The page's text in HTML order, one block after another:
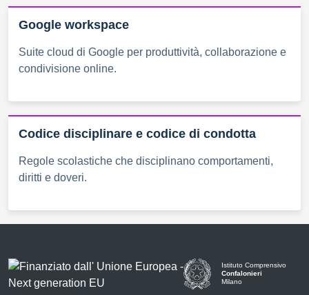
Google workspace
Suite cloud di Google per produttività, collaborazione e
condivisione online.
Codice disciplinare e codice di condotta
Regole scolastiche che disciplinano comportamenti,
diritti e doveri.
Istituto Comprensivo
Confalonieri
Milano